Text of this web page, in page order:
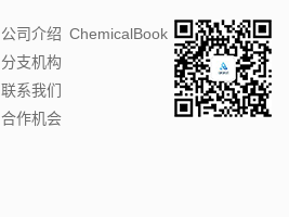
公司介绍
分支机构
联系我们
合作机会
ChemicalBook